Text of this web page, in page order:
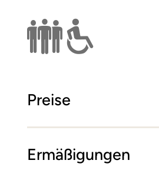
Nur für Gruppen
Preise
Ermäßigungen